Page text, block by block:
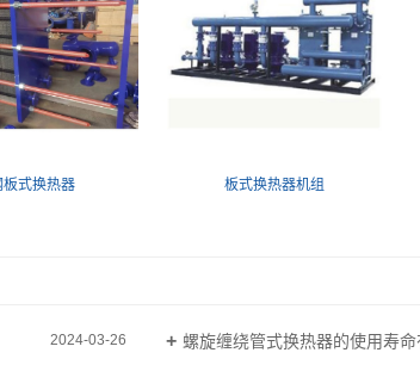
板式换热器 板式换热器机组
2024-03-26 螺旋缠绕管式换热器的使用寿命